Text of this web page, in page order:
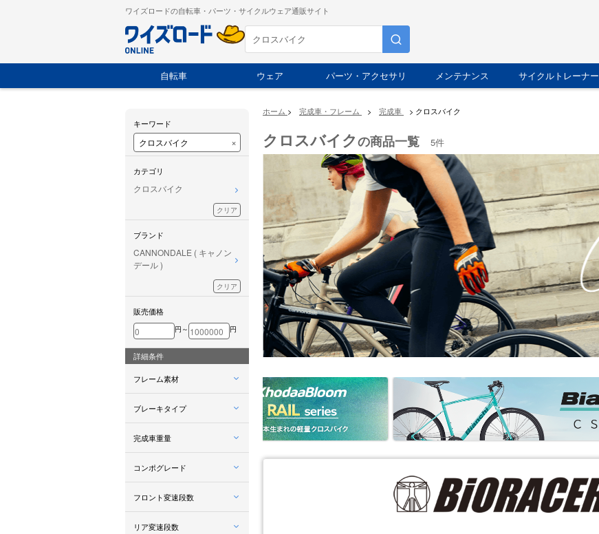
ワイズロードの自転車・パーツ・サイクルウェア通販サイト
自転車 ウェア パーツ・アクセサリ メンテナンス サイクルトレーナー
ホーム > 完成車・フレーム > 完成車 > クロスバイク
クロスバイクの商品一覧 5件
キーワード
×
カテゴリ
クロスバイク
クリア
ブランド
CANNONDALE ( キャノン
デール )
クリア
販売価格
円～ 円
詳細条件
フレーム素材
ブレーキタイプ
完成車重量
コンポグレード
フロント変速段数
リア変速段数